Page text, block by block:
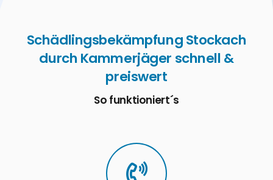
Schädlingsbekämpfung Stockach
durch Kammerjäger schnell &
preiswert
So funktioniert´s